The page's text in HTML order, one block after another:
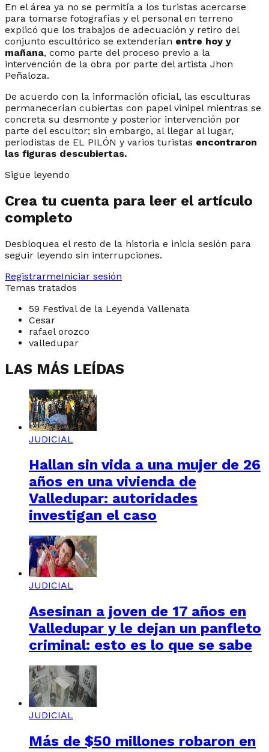
En el área ya no se permitía a los turistas acercarse
para tomarse fotografías y el personal en terreno
explicó que los trabajos de adecuación y retiro del
conjunto escultórico se extenderían entre hoy y
mañana, como parte del proceso previo a la
intervención de la obra por parte del artista Jhon
Peñaloza.
De acuerdo con la información oficial, las esculturas
permanecerían cubiertas con papel vinipel mientras se
concreta su desmonte y posterior intervención por
parte del escultor; sin embargo, al llegar al lugar,
periodistas de EL PILÓN y varios turistas encontraron
las figuras descubiertas.
Sigue leyendo
Crea tu cuenta para leer el artículo
completo
Desbloquea el resto de la historia e inicia sesión para
seguir leyendo sin interrupciones.
RegistrarmeIniciar sesión
Temas tratados
59 Festival de la Leyenda Vallenata
Cesar
rafael orozco
valledupar
LAS MÁS LEÍDAS
JUDICIAL
Hallan sin vida a una mujer de 26
años en una vivienda de
Valledupar: autoridades
investigan el caso
JUDICIAL
Asesinan a joven de 17 años en
Valledupar y le dejan un panfleto
criminal: esto es lo que se sabe
JUDICIAL
Más de $50 millones robaron en